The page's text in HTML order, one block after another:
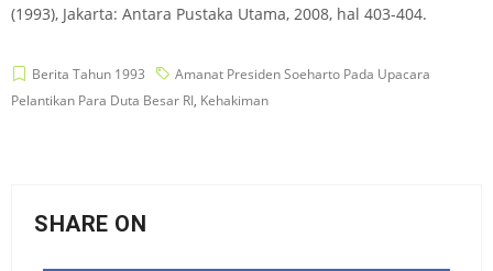
(1993), Jakarta: Antara Pustaka Utama, 2008, hal 403-404.
Berita Tahun 1993
Amanat Presiden Soeharto Pada Upacara
Pelantikan Para Duta Besar RI, Kehakiman
SHARE ON